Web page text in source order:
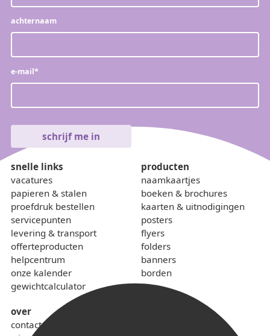
achternaam
e-mail*
snelle links
vacatures
papieren & stalen
proefdruk bestellen
servicepunten
levering & transport
offerteproducten
helpcentrum
onze kalender
gewichtcalculator
over
contact
producten
naamkaartjes
boeken & brochures
kaarten & uitnodigingen
posters
flyers
folders
banners
borden